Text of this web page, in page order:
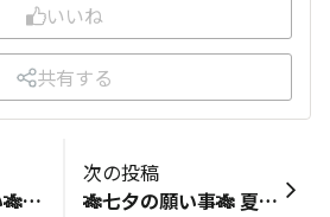
いいね
共有する
🎋七夕のお願い🎋 星に願い込めて✨ 健康で暮らせますように〜✨ 画像はフェアリースター ミルキーピンクとスターティアラ ブルーです。
次の投稿
🎋七夕の願い事🎋 夏を無事に乗り越えられますように⭐️ 野菜をたくさん収穫出来ますように⭐️ 日焼けしませんように🤣 3色丼のスターティアラ👑 ちょっとハートっぽい？